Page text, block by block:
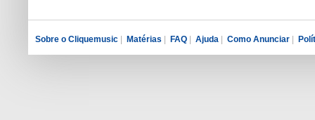
Sobre o Cliquemusic | Matérias | FAQ | Ajuda | Como Anunciar |